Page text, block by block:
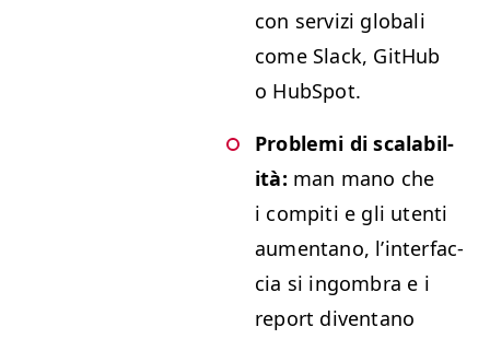
con servizi glob­ali
come Slack, GitHub
o HubSpot.
Prob­le­mi di scal­a­bil­
ità: man mano che
i com­pi­ti e gli uten­ti
aumen­tano, l’in­ter­fac­
cia si ingom­bra e i
report diven­tano